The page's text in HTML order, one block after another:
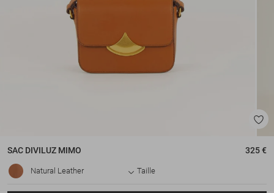
SAC DIVILUZ MIMO 325 €
Natural Leather Taille